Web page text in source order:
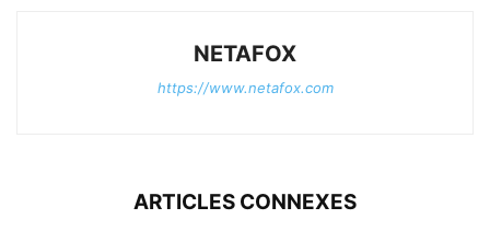
NETAFOX
https://www.netafox.com
ARTICLES CONNEXES